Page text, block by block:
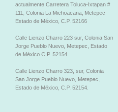
actualmente Carretera Toluca-Ixtapan #
111, Colonia La Michoacana; Metepec
Estado de México, C.P. 52166
Calle Lienzo Charro 223 sur, Colonia San
Jorge Pueblo Nuevo, Metepec, Estado
de México C.P. 52154
Calle Lienzo Charro 323, sur, Colonia
San Jorge Pueblo Nuevo, Metepec,
Estado de México, C.P. 52154.